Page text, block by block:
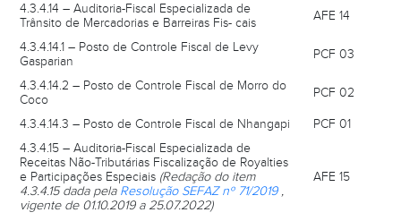
4.3.4.14 – Auditoria-Fiscal Especializada de
Trânsito de Mercadorias e Barreiras Fis- cais
AFE 14
4.3.4.14.1 – Posto de Controle Fiscal de Levy
Gasparian
PCF 03
4.3.4.14.2 – Posto de Controle Fiscal de Morro do
Coco
PCF 02
4.3.4.14.3 – Posto de Controle Fiscal de Nhangapi
PCF 01
4.3.4.15 – Auditoria-Fiscal Especializada de
Receitas Não-Tributárias Fiscalização de Royalties
e Participações Especiais (Redação do item
4.3.4.15 dada pela Resolução SEFAZ nº 71/2019,
vigente de 01.10.2019 a 25.07.2022)
AFE 15